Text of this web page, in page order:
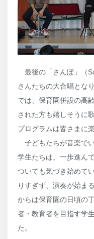
最後の「さんぽ」（
さんたちの大合唱とな
では、保育園併設の高
された方も嬉しそうに
プログラムは皆さまに
子どもたちが音楽で
学生たちは、一歩進ん
ついても気づき始めて
りすぎず、演奏が始ま
からは保育園の日頃の
者・教育者を目指す学
た。